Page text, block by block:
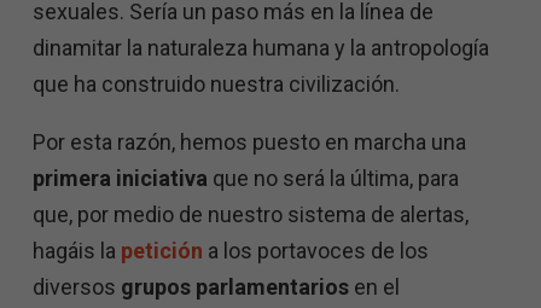
sexuales. Sería un paso más en la línea de
dinamitar la naturaleza humana y la antropología
que ha construido nuestra civilización.
Por esta razón, hemos puesto en marcha una
primera iniciativa que no será la última, para
que, por medio de nuestro sistema de alertas,
hagáis la petición a los portavoces de los
diversos grupos parlamentarios en el